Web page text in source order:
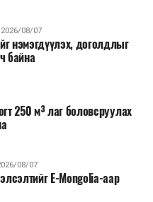
төрийн өндөр албан
бусад гадаад
хүлээн авах зардал;
тоног төхөөрөмж,
авах;
зүйн салбараас бусад
бусад кино,
2026/08/07
нэмэгдүүлэх, доголдлыг
байна
250 м³ лаг боловсруулах
08/07
E-Mongolia-аар